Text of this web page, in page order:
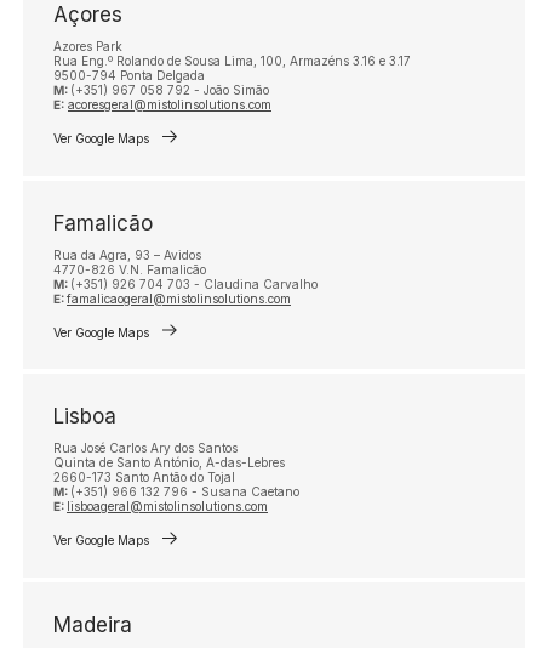
Açores
Azores Park
Rua Eng.º Rolando de Sousa Lima, 100, Armazéns 3.16 e 3.17
9500-794 Ponta Delgada
M: (+351) 967 058 792 - João Simão
E: acoresgeral@mistolinsolutions.com
Ver Google Maps
Famalicão
Rua da Agra, 93 – Avidos
4770-826 V.N. Famalicão
M: (+351) 926 704 703 - Claudina Carvalho
E:famalicaogeral@mistolinsolutions.com
Ver Google Maps
Lisboa
Rua José Carlos Ary dos Santos
Quinta de Santo António, A-das-Lebres
2660-173 Santo Antão do Tojal
M: (+351) 966 132 796 - Susana Caetano
E: lisboageral@mistolinsolutions.com
Ver Google Maps
Madeira